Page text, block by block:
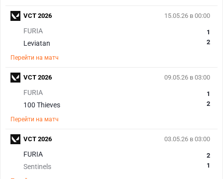
15.05.26 в 00:00
FURIA
Leviatan
1
2
Перейти на матч
VCT 2026
09.05.26 в 03:00
FURIA
100 Thieves
1
2
Перейти на матч
VCT 2026
03.05.26 в 03:00
FURIA
Sentinels
2
1
VCT 2026